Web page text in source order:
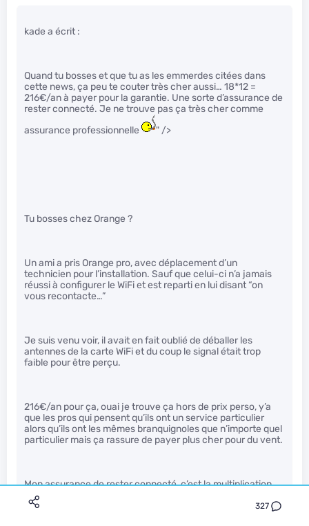
327
kade a écrit :
Quand tu bosses et que tu as les emmerdes citées dans
cette news, ça peu te couter très cher aussi… 18*12 =
216€/an à payer pour la garantie. Une sorte d’assurance de
rester connecté. Je ne trouve pas ça très cher comme
assurance professionnelle
" />
Tu bosses chez Orange ?
Un ami a pris Orange pro, avec déplacement d’un
technicien pour l’installation. Sauf que celui-ci n’a jamais
réussi à configurer le WiFi et est reparti en lui disant “on
vous recontacte…”
Je suis venu voir, il avait en fait oublié de déballer les
antennes de la carte WiFi et du coup le signal était trop
faible pour être perçu.
216€/an pour ça, ouai je trouve ça hors de prix perso, y’a
que les pros qui pensent qu’ils ont un service particulier
alors qu’ils ont les mêmes branquignoles que n’importe quel
particulier mais ça rassure de payer plus cher pour du vent.
Mon assurance de rester connecté, c’est la multiplication
des points d’accès, avec 3G notamment, qui offrent une
connexion tout à fait satisfaisante lorsque le téléphone ne